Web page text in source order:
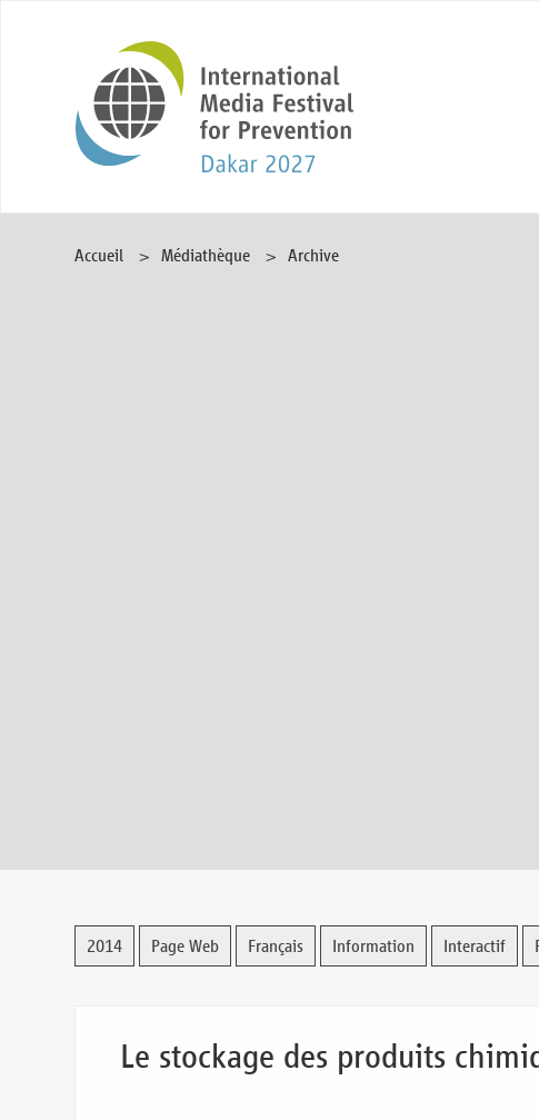
Accueil Médiathèque Archive
2014 Page Web Français Information Interactif
Le stockage des produits